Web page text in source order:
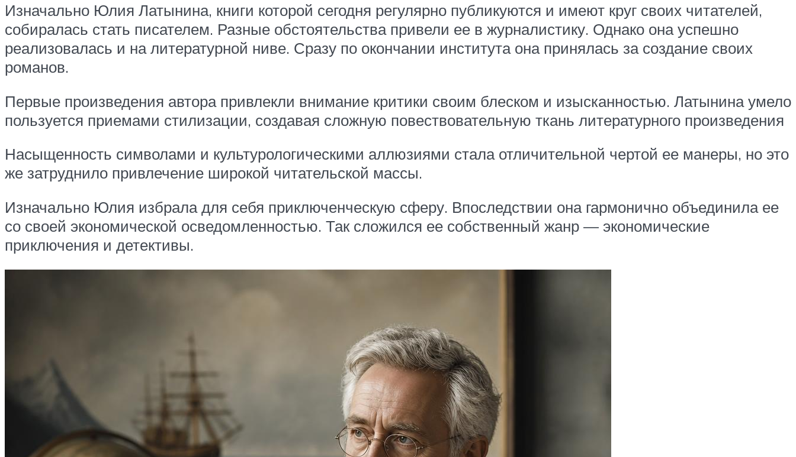
Изначально Юлия Латынина, книги которой сегодня регулярно публикуются и имеют круг своих читателей,
собиралась стать писателем. Разные обстоятельства привели ее в журналистику. Однако она успешно
реализовалась и на литературной ниве. Сразу по окончании института она принялась за создание своих
романов.
Первые произведения автора привлекли внимание критики своим блеском и изысканностью. Латынина умело
пользуется приемами стилизации, создавая сложную повествовательную ткань литературного произведения
Насыщенность символами и культурологическими аллюзиями стала отличительной чертой ее манеры, но это
же затруднило привлечение широкой читательской массы.
Изначально Юлия избрала для себя приключенческую сферу. Впоследствии она гармонично объединила ее
со своей экономической осведомленностью. Так сложился ее собственный жанр — экономические
приключения и детективы.